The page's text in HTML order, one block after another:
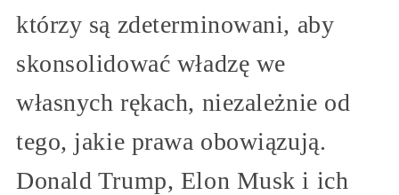
którzy są zdeterminowani, aby
skonsolidować władzę we
własnych rękach, niezależnie od
tego, jakie prawa obowiązują.
Donald Trump, Elon Musk i ich